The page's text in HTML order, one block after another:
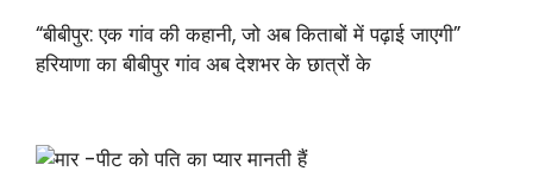
“बीबीपुर: एक गांव की कहानी, जो अब किताबों में पढ़ाई जाएगी”
हरियाणा का बीबीपुर गांव अब देशभर के छात्रों के